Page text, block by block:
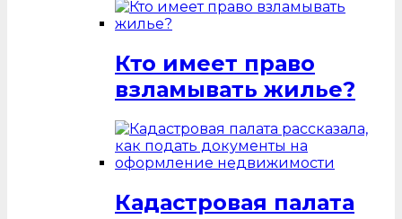
Кто имеет право
взламывать жилье?
Кадастровая палата